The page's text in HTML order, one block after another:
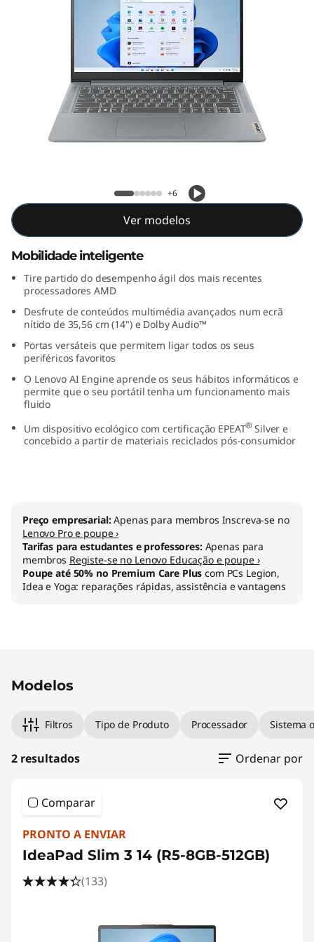
1
4
+6
Ver modelos
Mobilidade inteligente
Tire partido do desempenho ágil dos mais recentes
processadores AMD
Desfrute de conteúdos multimédia avançados num ecrã
nítido de 35,56 cm (14") e Dolby Audio™
Portas versáteis que permitem ligar todos os seus
periféricos favoritos
O Lenovo AI Engine aprende os seus hábitos informáticos e
permite que o seu portátil tenha um funcionamento mais
fluido
Um dispositivo ecológico com certificação EPEAT® Silver e
concebido a partir de materiais reciclados pós-consumidor
Preço empresarial:Apenas para membros Inscreva-se no
Lenovo Pro e poupe ›
Tarifas para estudantes e professores: Apenas para
membros Registe-se no Lenovo Educação e poupe ›
Poupe até 50% no Premium Care Plus com PCs Legion,
Idea e Yoga: reparações rápidas, assistência e vantagens
Modelos
Filtros Tipo de Produto Processador Sistema
2 resultados Ordenar por
Comparar
PRONTO A ENVIAR
IdeaPad Slim 3 14 (R5-8GB-512GB)
(133)